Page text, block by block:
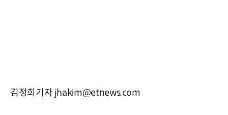
김정희기자 jhakim@etnews.com